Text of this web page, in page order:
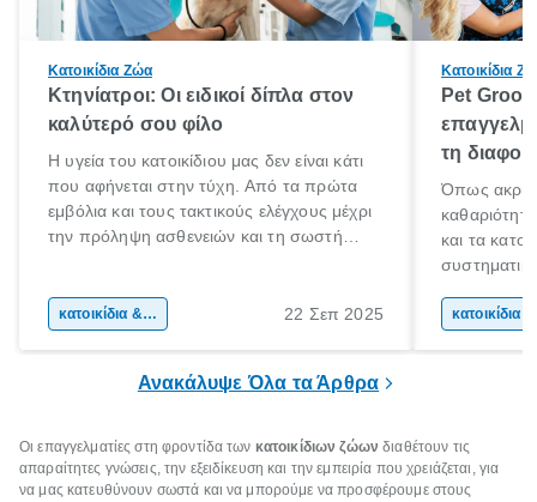
Κατοικίδια Ζώα
Κτηνίατροι: Οι ειδικοί δίπλα στον
καλύτερό σου φίλο
Η υγεία του κατοικίδιου μας δεν είναι κάτι
που αφήνεται στην τύχη. Από τα πρώτα
εμβόλια και τους τακτικούς ελέγχους μέχρι
την πρόληψη ασθενειών και τη σωστή
στάδιο της ζωής ενός ζώου.
κατοικίδια & φροντίδα ζώων 22 Σεπ 2025
Κατοικίδια
Pet
τη
Όπως
και τα
Ανακάλυψε Όλα τα Άρθρα
Οι επαγγελματίες στη φροντίδα των κατοικίδιων ζώων διαθέτουν τις
απαραίτητες γνώσεις, την εξειδίκευση και την εμπειρία που χρειάζεται, για
να μας κατευθύνουν σωστά και να μπορούμε να προσφέρουμε στους